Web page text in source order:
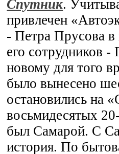
Спутник.
привлечен
- Петра Прусова в
его сотрудников
новому для того
было вынесено
остановились на
восьмидесятых
был Самарой. С
история. По